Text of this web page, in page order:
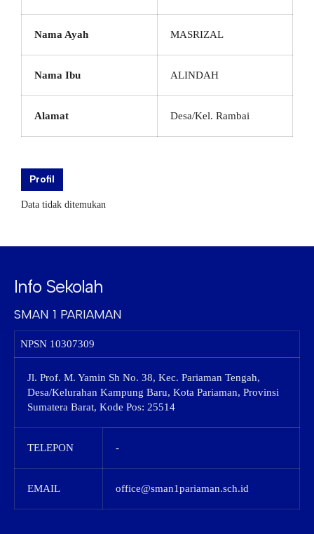
Nama Ayah MASRIZAL
Nama Ibu ALINDAH
Alamat Desa/Kel. Rambai
Profil
Data tidak ditemukan
Info Sekolah
SMAN 1 PARIAMAN
NPSN 10307309
Jl. Prof. M. Yamin Sh No. 38, Kec. Pariaman Tengah,
Desa/Kelurahan Kampung Baru, Kota Pariaman, Provinsi
Sumatera Barat, Kode Pos: 25514
TELEPON -
EMAIL office@sman1pariaman.sch.id